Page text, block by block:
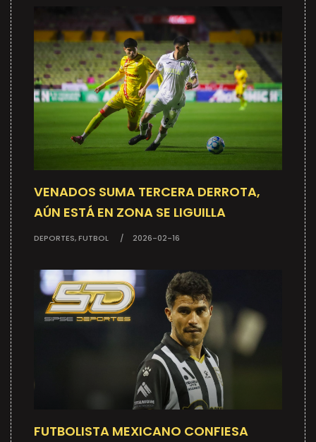
VENADOS SUMA TERCERA DERROTA,
AÚN ESTÁ EN ZONA SE LIGUILLA
DEPORTES, FUTBOL 2026-02-16
FUTBOLISTA MEXICANO CONFIESA